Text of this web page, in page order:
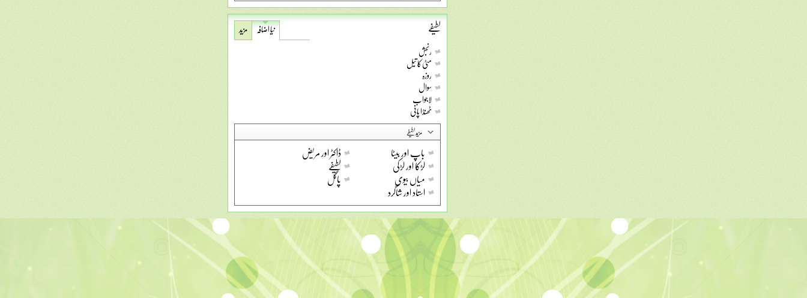
لطیفے
مزید نیا اضافہ
رنجش
مٹی کا تیل
روزہ
سوال
لاجواب
ٹھنڈا پانی
مزید لطیفے
باپ اور بیٹا ڈاکٹر اور مریض
لڑکا اور لڑکی لطیفے
میاں بیوی پاگل
استاد اور شاگرد